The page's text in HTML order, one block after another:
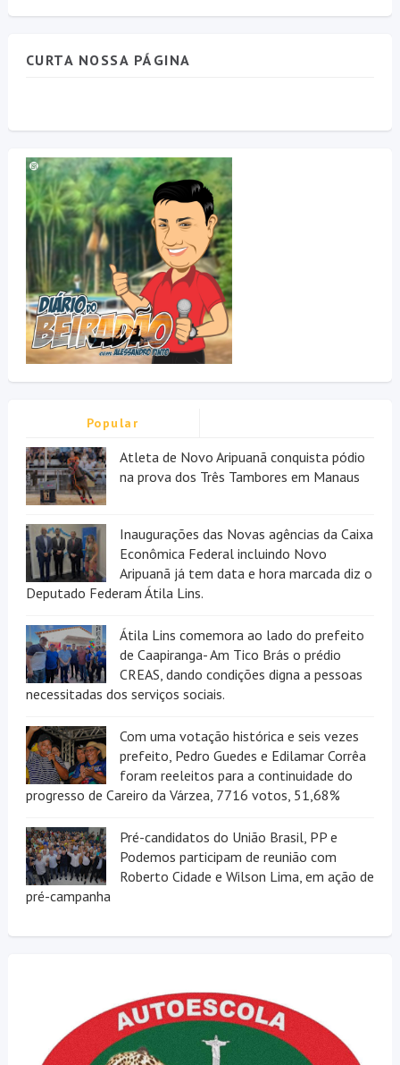
CURTA NOSSA PÁGINA
Popular
Atleta de Novo Aripuanã conquista pódio
na prova dos Três Tambores em Manaus
Inaugurações das Novas agências da Caixa
Econômica Federal incluindo Novo
Aripuanã já tem data e hora marcada diz o
Deputado Federam Átila Lins.
Átila Lins comemora ao lado do prefeito
de Caapiranga- Am Tico Brás o prédio
CREAS, dando condições digna a pessoas
necessitadas dos serviços sociais.
Com uma votação histórica e seis vezes
prefeito, Pedro Guedes e Edilamar Corrêa
foram reeleitos para a continuidade do
progresso de Careiro da Várzea, 7716 votos, 51,68%
Pré-candidatos do União Brasil, PP e
Podemos participam de reunião com
Roberto Cidade e Wilson Lima, em ação de
pré-campanha